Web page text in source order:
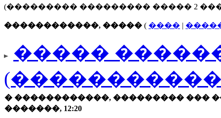
(��������� ��������� ����� 2
������������, ����� ( ���� |
�����
� ������������, ��������� ���
�������, 12:20